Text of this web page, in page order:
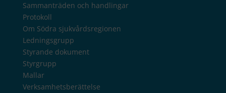
Sammanträden och handlingar
Protokoll
Om Södra sjukvårdsregionen
Ledningsgrupp
Styrande dokument
Styrgrupp
Mallar
Verksamhetsberättelse